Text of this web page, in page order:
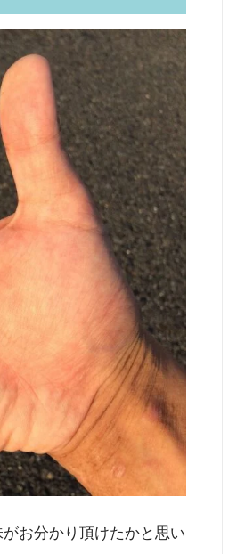
お分かり頂けたかと思い